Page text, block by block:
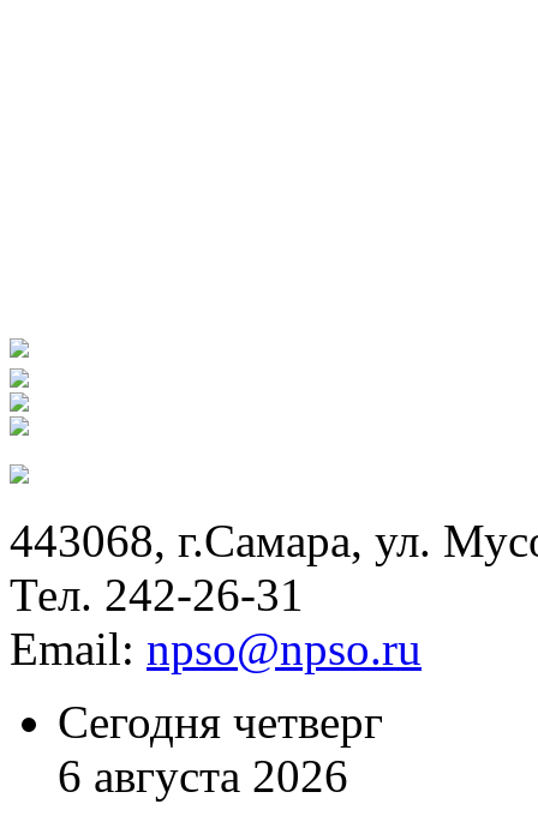
443068, г.Самара, ул.
Тел. 242-26-31
Email: npso@npso.ru
Сегодня четверг
6 августа 2026